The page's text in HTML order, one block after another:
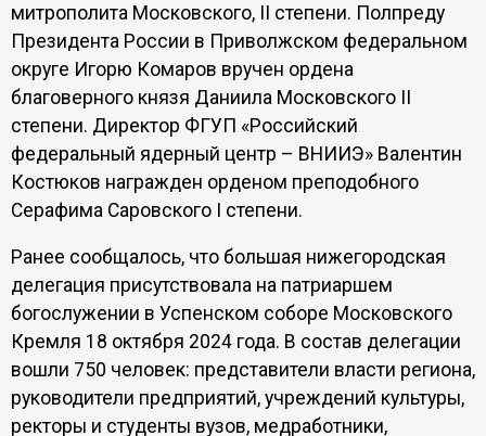
митрополита Московского, II степени. Полпреду
Президента России в Приволжском федеральном
округе Игорю Комаров вручен ордена
благоверного князя Даниила Московского II
степени. Директор ФГУП «Российский
федеральный ядерный центр – ВНИИЭ» Валентин
Костюков награжден орденом преподобного
Серафима Саровского I степени.
Ранее сообщалось, что большая нижегородская
делегация присутствовала на патриаршем
богослужении в Успенском соборе Московского
Кремля 18 октября 2024 года. В состав делегации
вошли 750 человек: представители власти региона,
руководители предприятий, учреждений культуры,
ректоры и студенты вузов, медработники,